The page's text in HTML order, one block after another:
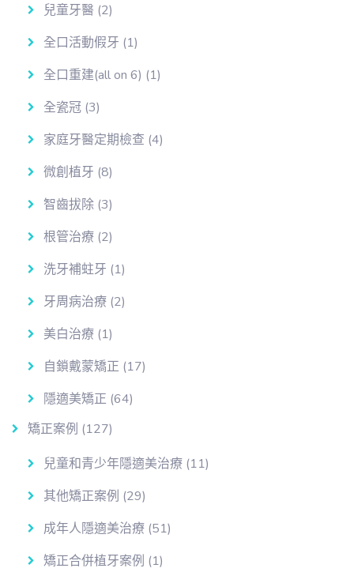
兒童牙醫 (2)
全口活動假牙 (1)
全口重建(all on 6) (1)
全瓷冠 (3)
家庭牙醫定期檢查 (4)
微創植牙 (8)
智齒拔除 (3)
根管治療 (2)
洗牙補蛀牙 (1)
牙周病治療 (2)
美白治療 (1)
自鎖戴蒙矯正 (17)
隱適美矯正 (64)
矯正案例 (127)
兒童和青少年隱適美治療 (11)
其他矯正案例 (29)
成年人隱適美治療 (51)
矯正合併植牙案例 (1)